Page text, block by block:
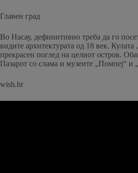
Главен град
Во Насау, дефинитивно треба да го
видите архитектурата од 18 век.
прекрасен поглед на целиот остров.
Пазарот со слама и музеите „Помпеј“ и
wish.hr